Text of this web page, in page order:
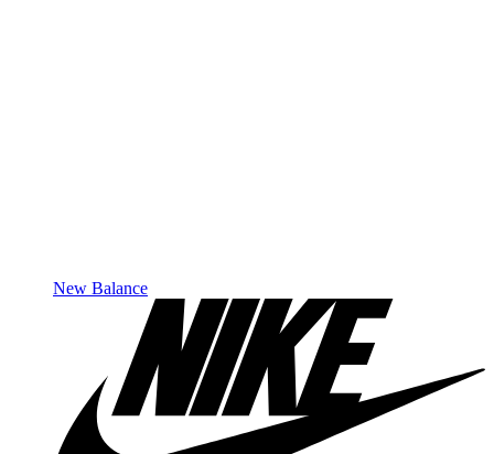
New Balance